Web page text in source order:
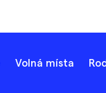
Volná místa